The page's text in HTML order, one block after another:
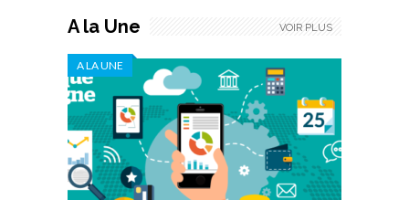
A la Une
A LA UNE
VOIR PLUS